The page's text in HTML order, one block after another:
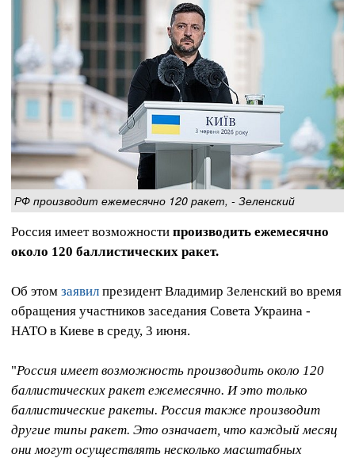
РФ производит ежемесячно 120 ракет, - Зеленский
Россия имеет возможности производить ежемесячно
около 120 баллистических ракет.
Об этом заявил президент Владимир Зеленский во время
обращения участников заседания Совета Украина -
НАТО в Киеве в среду, 3 июня.
"Россия имеет возможность производить около 120
баллистических ракет ежемесячно. И это только
баллистические ракеты. Россия также производит
другие типы ракет. Это означает, что каждый месяц
они могут осуществлять несколько масштабных